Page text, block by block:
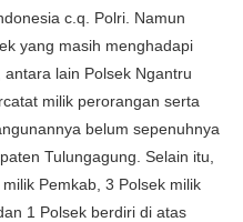
c.q. Polri. Namun
yang masih menghadapi
lain Polsek Ngantru
milik perorangan serta
belum sepenuhnya
Tulungagung. Selain itu,
Pemkab, 3 Polsek milik
1 Polsek berdiri di atas